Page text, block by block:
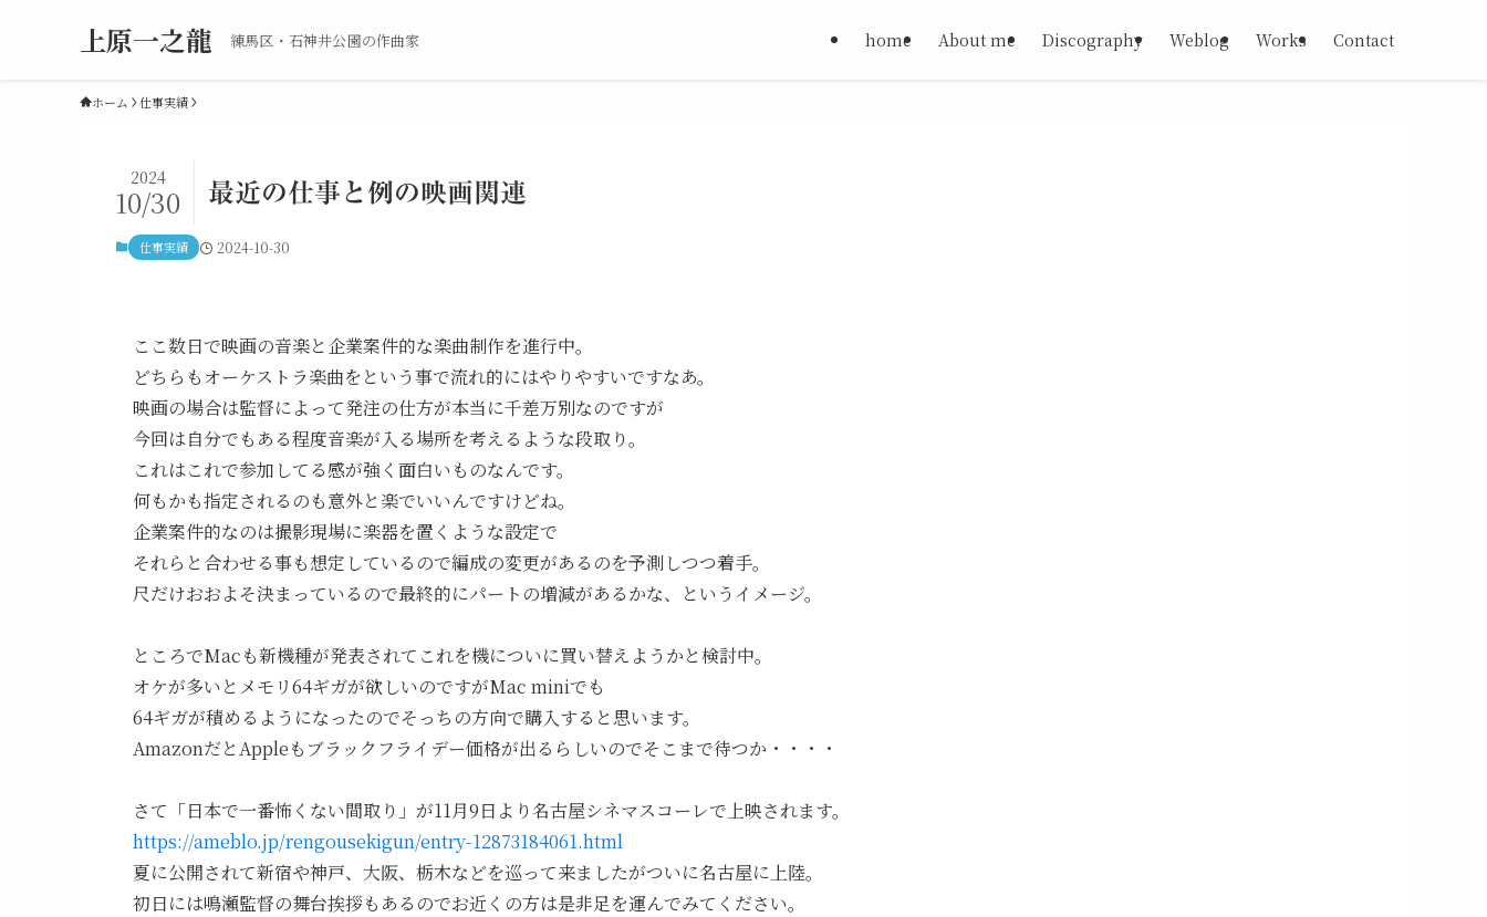
上原一之龍 練馬区・石神井公園の作曲家 home About me Discography Weblog Works Contact
ホーム 仕事実績
最近の仕事と例の映画関連
2024
10/30
仕事実績 2024-10-30
ここ数日で映画の音楽と企業案件的な楽曲制作を進行中。
どちらもオーケストラ楽曲をという事で流れ的にはやりやすいですなあ。
映画の場合は監督によって発注の仕方が本当に千差万別なのですが
今回は自分でもある程度音楽が入る場所を考えるような段取り。
これはこれで参加してる感が強く面白いものなんです。
何もかも指定されるのも意外と楽でいいんですけどね。
企業案件的なのは撮影現場に楽器を置くような設定で
それらと合わせる事も想定しているので編成の変更があるのを予測しつつ着手。
尺だけおおよそ決まっているので最終的にパートの増減があるかな、というイメージ。
ところでMacも新機種が発表されてこれを機についに買い替えようかと検討中。
オケが多いとメモリ64ギガが欲しいのですがMac miniでも
64ギガが積めるようになったのでそっちの方向で購入すると思います。
AmazonだとAppleもブラックフライデー価格が出るらしいのでそこまで待つか・・・・
さて「日本で一番怖くない間取り」が11月9日より名古屋シネマスコーレで上映されます。
https://ameblo.jp/rengousekigun/entry-12873184061.html
夏に公開されて新宿や神戸、大阪、栃木などを巡って来ましたがついに名古屋に上陸。
初日には鳴瀬監督の舞台挨拶もあるのでお近くの方は是非足を運んでみてください。